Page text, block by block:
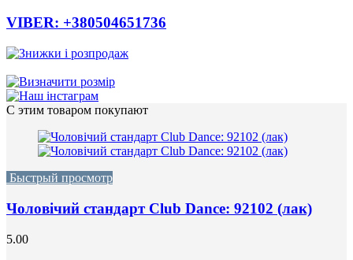
VIBER: +380504651736
С этим товаром покупают
Быстрый просмотр
Чоловічий стандарт Club Dance: 92102 (лак)
5.00